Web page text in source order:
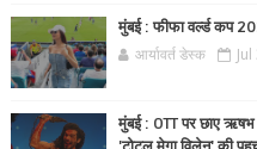
मुंबई : फीफा वर्ल्ड कप
आर्यावर्त डेस्क
मुंबई : OTT पर छाए